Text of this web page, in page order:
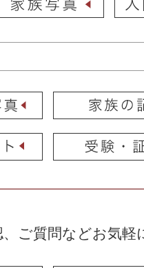
ご質問などお気軽